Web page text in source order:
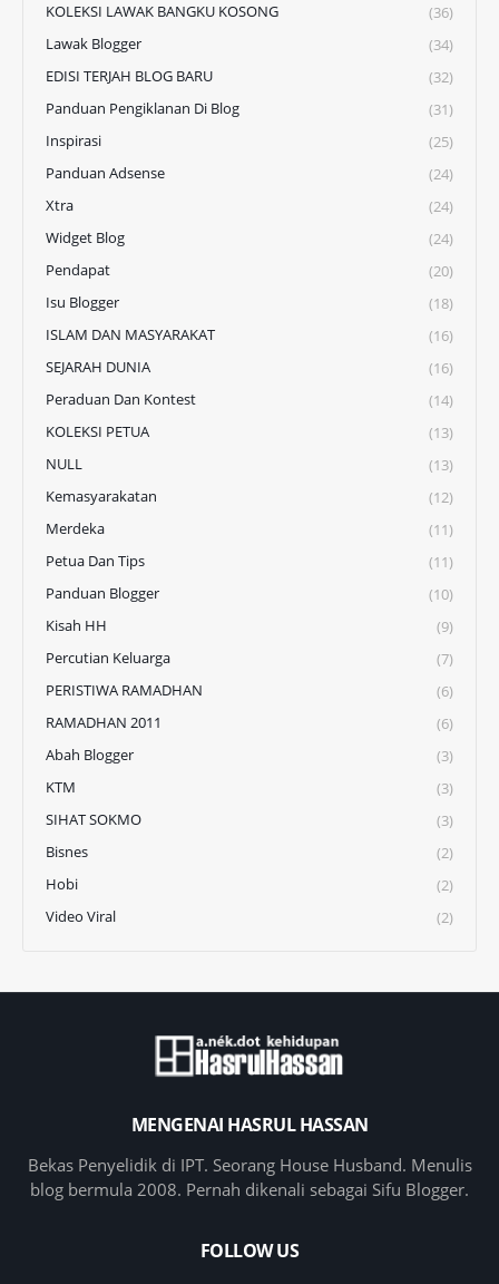
KOLEKSI LAWAK BANGKU KOSONG
(36)
Lawak Blogger
(34)
EDISI TERJAH BLOG BARU
(32)
Panduan Pengiklanan Di Blog
(31)
Inspirasi
(25)
Panduan Adsense
(24)
Xtra
(24)
Widget Blog
(24)
Pendapat
(20)
Isu Blogger
(18)
ISLAM DAN MASYARAKAT
(16)
SEJARAH DUNIA
(16)
Peraduan Dan Kontest
(14)
KOLEKSI PETUA
(13)
NULL
(13)
Kemasyarakatan
(12)
Merdeka
(11)
Petua Dan Tips
(11)
Panduan Blogger
(10)
Kisah HH
(9)
Percutian Keluarga
(7)
PERISTIWA RAMADHAN
(6)
RAMADHAN 2011
(6)
Abah Blogger
(3)
KTM
(3)
SIHAT SOKMO
(3)
Bisnes
(2)
Hobi
(2)
Video Viral
(2)
MENGENAI HASRUL HASSAN
Bekas Penyelidik di IPT. Seorang House Husband. Menulis
blog bermula 2008. Pernah dikenali sebagai Sifu Blogger.
FOLLOW US